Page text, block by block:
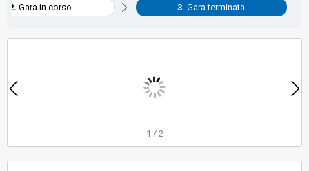
Gara in corso Gara terminata
1 / 2